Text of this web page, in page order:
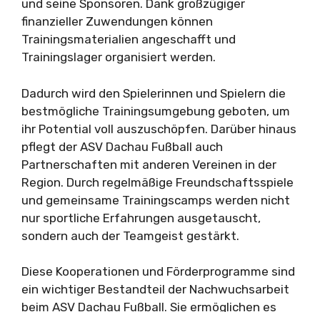
und seine Sponsoren. Dank großzügiger
finanzieller Zuwendungen können
Trainingsmaterialien angeschafft und
Trainingslager organisiert werden.
Dadurch wird den Spielerinnen und Spielern die
bestmögliche Trainingsumgebung geboten, um
ihr Potential voll auszuschöpfen. Darüber hinaus
pflegt der ASV Dachau Fußball auch
Partnerschaften mit anderen Vereinen in der
Region. Durch regelmäßige Freundschaftsspiele
und gemeinsame Trainingscamps werden nicht
nur sportliche Erfahrungen ausgetauscht,
sondern auch der Teamgeist gestärkt.
Diese Kooperationen und Förderprogramme sind
ein wichtiger Bestandteil der Nachwuchsarbeit
beim ASV Dachau Fußball. Sie ermöglichen es